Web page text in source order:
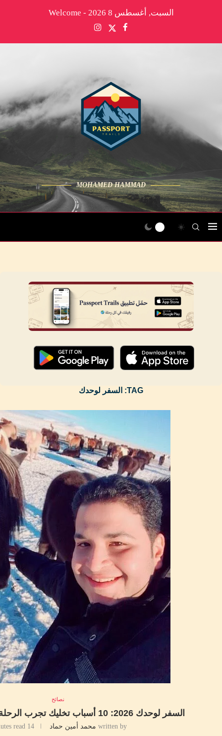
السبت, أغسطس 8 2026 - Welcome
MOHAMED HAMMAD
TAG: السفر لوحدك
نصائح
السفر لوحدك 2026: 10 أسباب تخليك تجرب الرحلة دي مرة في حياتك
written by محمد أمين حماد 14 minutes read